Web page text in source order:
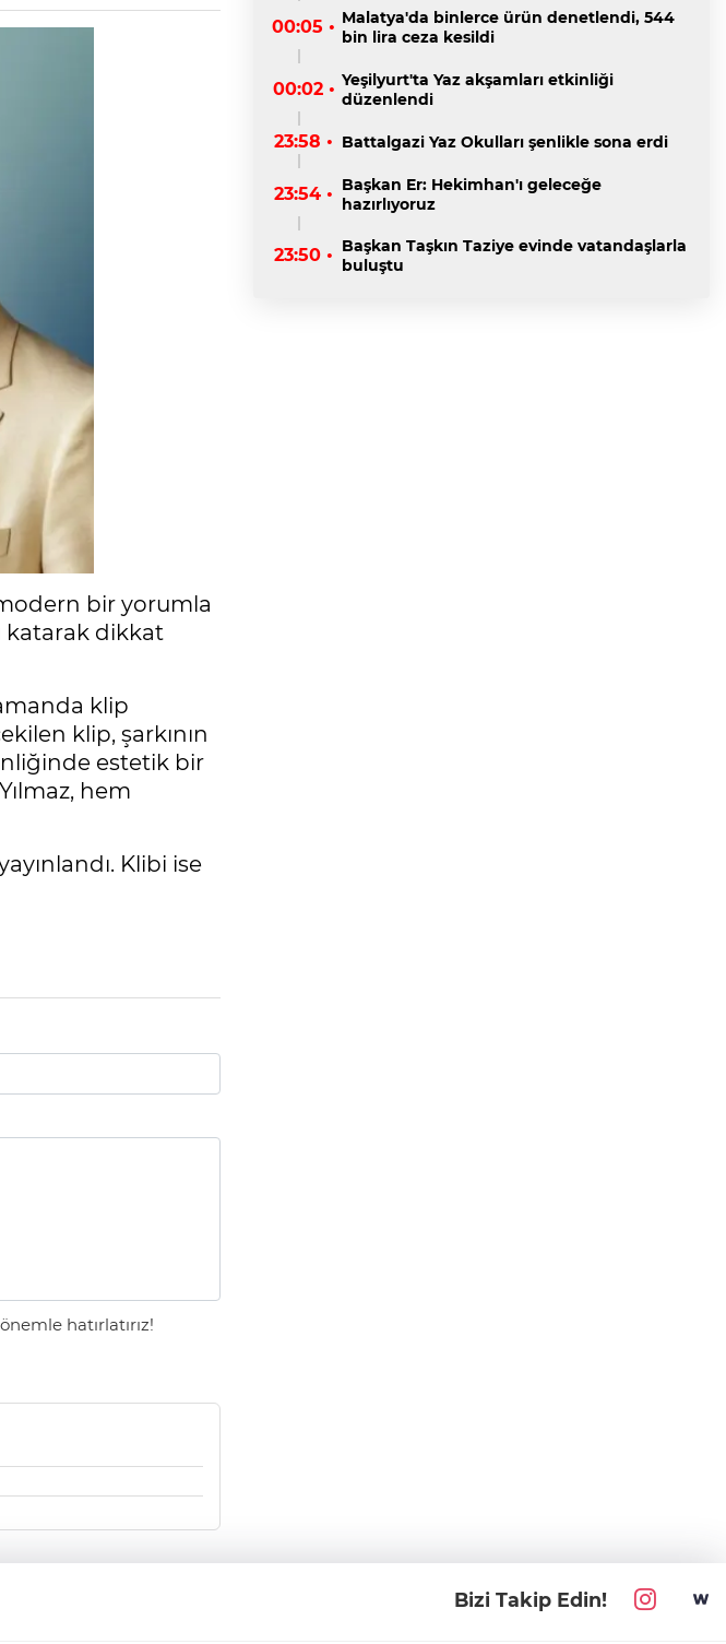
bir yorumla
katarak dikkat
klip
klip, şarkının
estetik bir
hem
Klibi ise
hatırlatırız!
00:05 • Malatya'da binlerce ürün denetlendi, 544
bin lira ceza kesildi
00:02 • Yeşilyurt'ta Yaz akşamları etkinliği
düzenlendi
23:58 • Battalgazi Yaz Okulları şenlikle sona erdi
23:54 • Başkan Er: Hekimhan'ı geleceğe
hazırlıyoruz
23:50 • Başkan Taşkın Taziye evinde vatandaşlarla
buluştu
Bizi Takip Edin!